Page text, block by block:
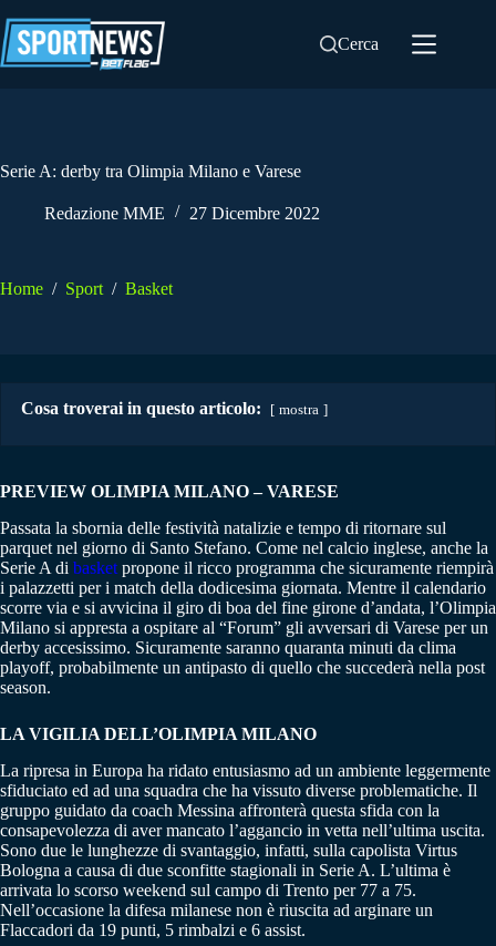
al
contenuto
Cerca
Serie A: derby tra Olimpia Milano e Varese
Redazione MME 27 Dicembre 2022
Home / Sport / Basket
Cosa troverai in questo articolo: mostra
PREVIEW OLIMPIA MILANO – VARESE
Passata la sbornia delle festività natalizie e tempo di ritornare sul
parquet nel giorno di Santo Stefano. Come nel calcio inglese, anche la
Serie A di basket propone il ricco programma che sicuramente riempirà
i palazzetti per i match della dodicesima giornata. Mentre il calendario
scorre via e si avvicina il giro di boa del fine girone d’andata, l’Olimpia
Milano si appresta a ospitare al “Forum” gli avversari di Varese per un
derby accesissimo. Sicuramente saranno quaranta minuti da clima
playoff, probabilmente un antipasto di quello che succederà nella post
season.
LA VIGILIA DELL’OLIMPIA MILANO
La ripresa in Europa ha ridato entusiasmo ad un ambiente leggermente
sfiduciato ed ad una squadra che ha vissuto diverse problematiche. Il
gruppo guidato da coach Messina affronterà questa sfida con la
consapevolezza di aver mancato l’aggancio in vetta nell’ultima uscita.
Sono due le lunghezze di svantaggio, infatti, sulla capolista Virtus
Bologna a causa di due sconfitte stagionali in Serie A. L’ultima è
arrivata lo scorso weekend sul campo di Trento per 77 a 75.
Nell’occasione la difesa milanese non è riuscita ad arginare un
Flaccadori da 19 punti, 5 rimbalzi e 6 assist.